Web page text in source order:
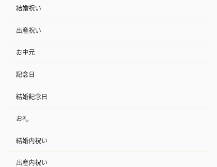
結婚祝い
出産祝い
お中元
記念日
結婚記念日
お礼
結婚内祝い
出産内祝い